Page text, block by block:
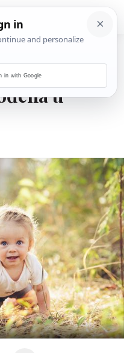
čemu su
u
in with Google